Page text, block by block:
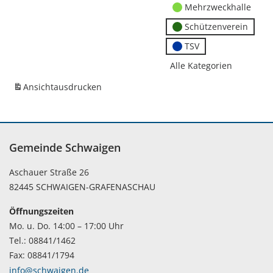
Mehrzweckhalle
Schützenverein
TSV
Alle Kategorien
Ansichtausdrucken
Gemeinde Schwaigen
Aschauer Straße 26
82445 SCHWAIGEN-GRAFENASCHAU
Öffnungszeiten
Mo. u. Do. 14:00 – 17:00 Uhr
Tel.: 08841/1462
Fax: 08841/1794
info@schwaigen.de